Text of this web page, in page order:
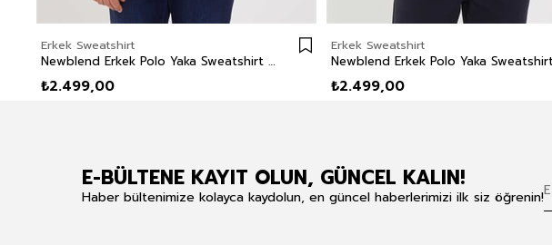
Erkek Sweatshirt
Newblend Erkek Polo Yaka Sweatshirt Bordo
₺2.499,00
Erkek Sweatshirt
₺2.499,00
E-BÜLTENE KAYIT OLUN, GÜNCEL KALIN!
Haber bültenimize kolayca kaydolun, en güncel haberlerimizi ilk siz öğrenin!